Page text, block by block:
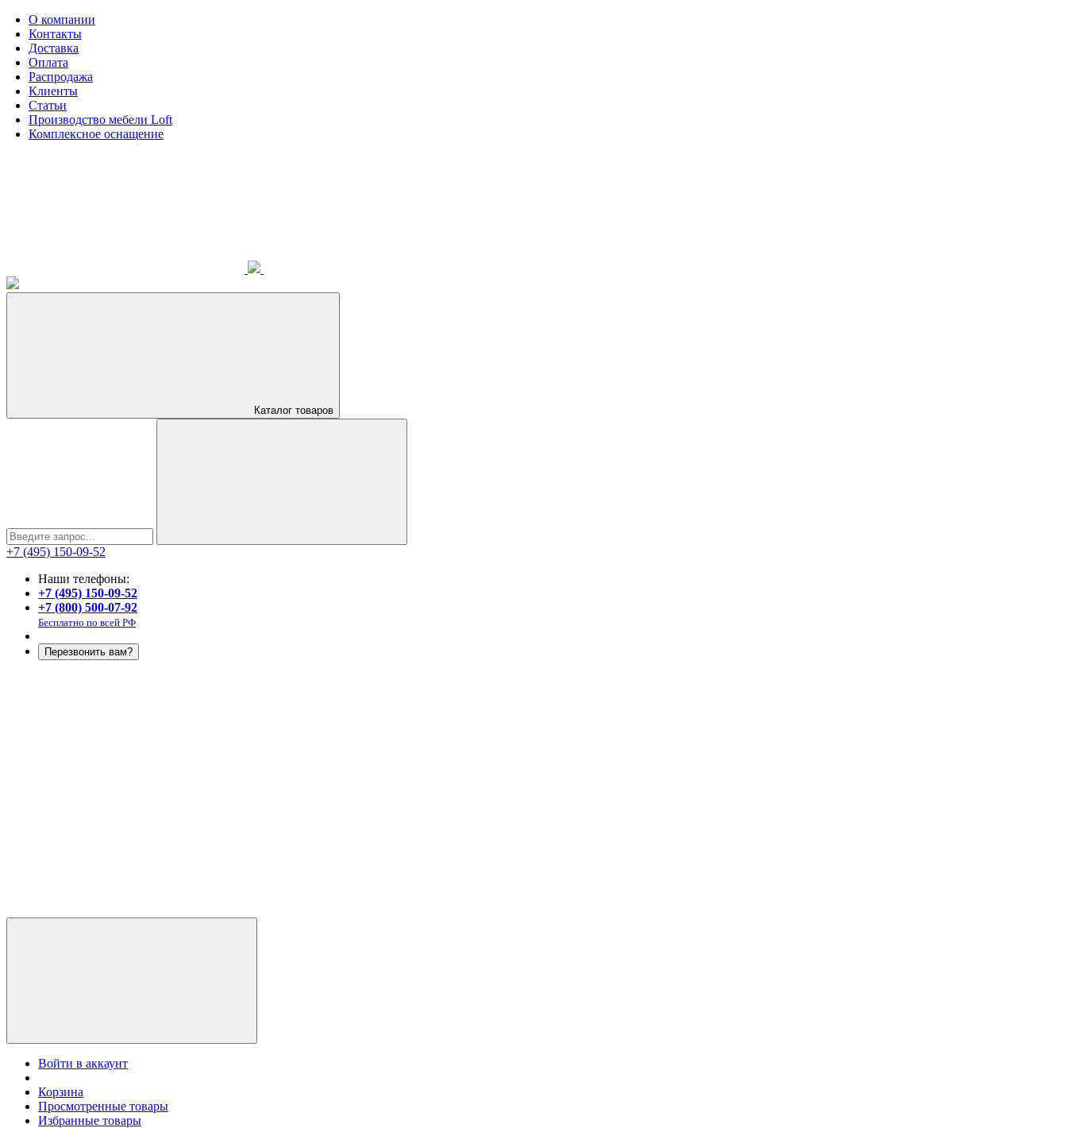
О компании
Контакты
Доставка
Оплата
Распродажа
Клиенты
Статьи
Производство мебели Loft
Комплексное оснащение
Каталог товаров
+7 (495) 150-09-52
Наши телефоны:
+7 (495) 150-09-52
+7 (800) 500-07-92
Бесплатно по всей РФ
Перезвонить вам?
Войти в аккаунт
Корзина
Просмотренные товары
Избранные товары